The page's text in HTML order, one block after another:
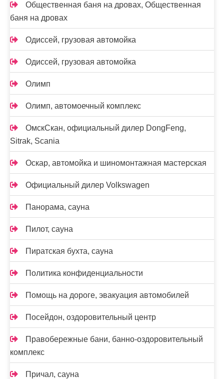
Общественная баня на дровах, Общественная
баня на дровах
Одиссей, грузовая автомойка
Одиссей, грузовая автомойка
Олимп
Олимп, автомоечный комплекс
ОмскСкан, официальный дилер DongFeng,
Sitrak, Scania
Оскар, автомойка и шиномонтажная мастерская
Официальный дилер Volkswagen
Панорама, сауна
Пилот, сауна
Пиратская бухта, сауна
Политика конфиденциальности
Помощь на дороге, эвакуация автомобилей
Посейдон, оздоровительный центр
Правобережные бани, банно-оздоровительный
комплекс
Причал, сауна